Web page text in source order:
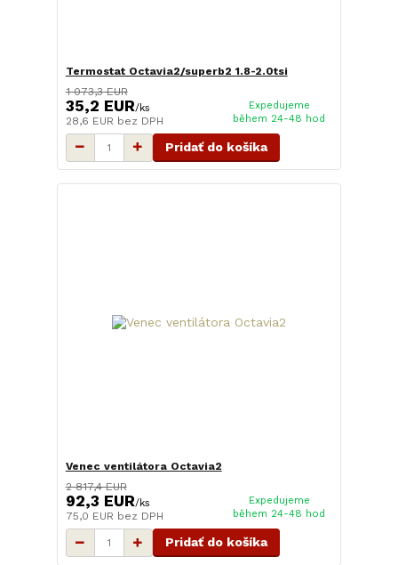
Termostat Octavia2/superb2 1.8-2.0tsi
1 073,3 EUR
35,2 EUR/ks
28,6 EUR bez DPH
Expedujeme
během 24-48 hod
Pridať do košíka
Venec ventilátora Octavia2
2 817,4 EUR
92,3 EUR/ks
75,0 EUR bez DPH
Expedujeme
během 24-48 hod
Pridať do košíka